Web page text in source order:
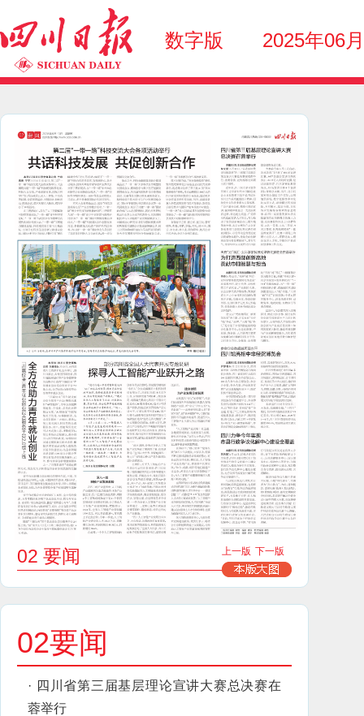
数字版 2025年06
02 要闻 上一版 下一版
02要闻
· 四川省第三届基层理论宣讲大赛总决赛在
蓉举行